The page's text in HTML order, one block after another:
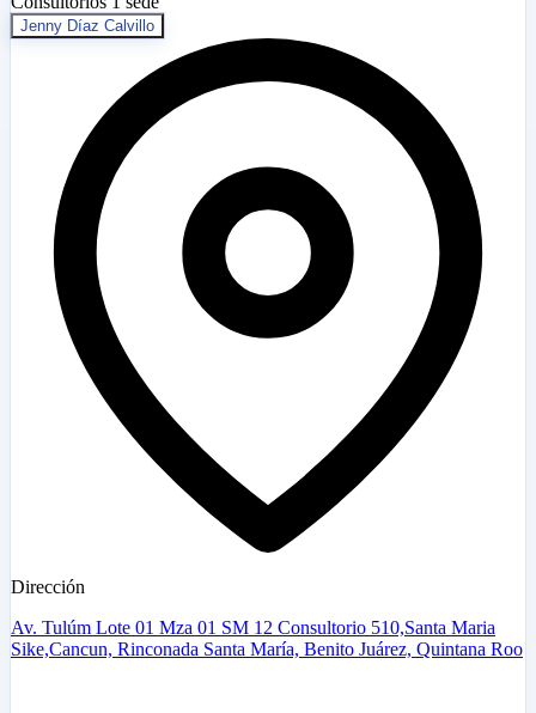
Jenny Díaz Calvillo
Dirección
Av. Tulúm Lote 01 Mza 01 SM 12 Consultorio 510,Santa Maria
Sike,Cancun, Rinconada Santa María, Benito Juárez, Quintana Roo